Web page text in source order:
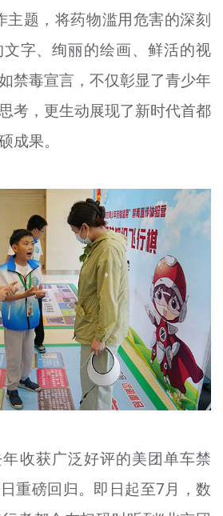
主题，将药物滥用危害的深刻
字、绚丽的绘画、鲜活的视
禁毒宣言，不仅彰显了青少年
考，更生动展现了新时代首都
成果。
收获广泛好评的美团单车禁
重磅回归。即日起至7月，数